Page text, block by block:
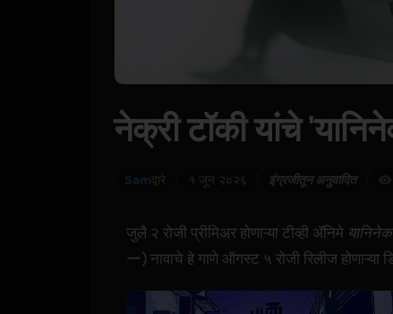
नेक्री टॉकी यांचे
Samद्वारे १ जून २०२६ इंग्रजीतून अनुवादित
जुलै २ रोजी प्रीमिअर होणाऱ्या टीव्ही अ‍ॅनिमे
ー) नावाचे हे गाणे ऑगस्ट ५ रोजी रिलीज